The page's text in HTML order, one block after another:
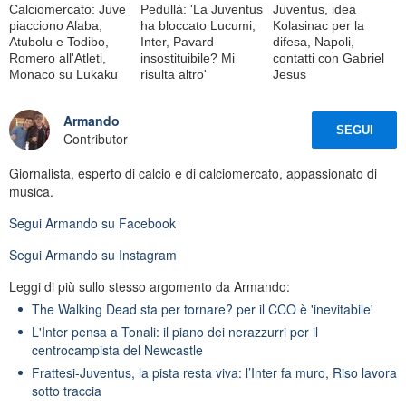
Calciomercato: Juve
piacciono Alaba,
Atubolu e Todibo,
Romero all'Atleti,
Monaco su Lukaku
Pedullà: 'La Juventus
ha bloccato Lucumi,
Inter, Pavard
insostituibile? Mi
risulta altro'
Juventus, idea
Kolasinac per la
difesa, Napoli,
contatti con Gabriel
Jesus
Armando
Contributor
SEGUI
Giornalista, esperto di calcio e di calciomercato, appassionato di
musica.
Segui Armando su Facebook
Segui Armando su Instagram
Leggi di più sullo stesso argomento da Armando:
The Walking Dead sta per tornare? per il CCO è 'inevitabile'
L'Inter pensa a Tonali: il piano dei nerazzurri per il
centrocampista del Newcastle
Frattesi-Juventus, la pista resta viva: l’Inter fa muro, Riso lavora
sotto traccia